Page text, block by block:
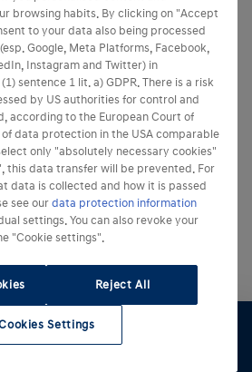
browsing habits. By clicking on "Accept
to your data also being processed
Google, Meta Platforms, Facebook,
Instagram and Twitter) in
sentence 1 lit. a) GDPR. There is a risk
by US authorities for control and
according to the European Court of
data protection in the USA comparable
only "absolutely necessary cookies"
this data transfer will be prevented. For
data is collected and how it is passed
see ourdata protection information
settings. You can also revoke your
"Cookie settings".
Reject All
Settings